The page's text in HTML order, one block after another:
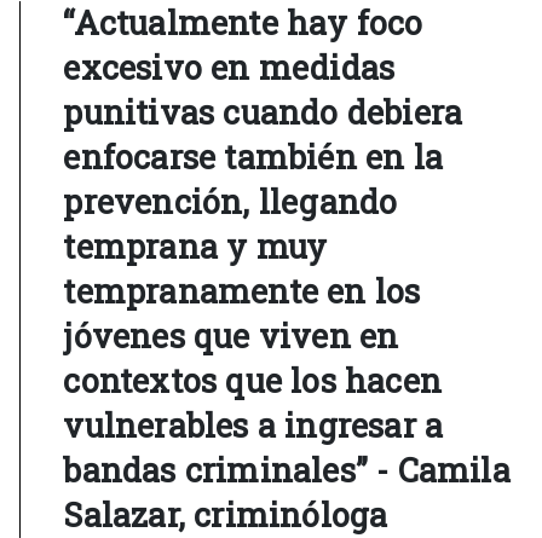
“Actualmente hay foco
excesivo en medidas
punitivas cuando debiera
enfocarse también en la
prevención, llegando
temprana y muy
tempranamente en los
jóvenes que viven en
contextos que los hacen
vulnerables a ingresar a
bandas criminales” - Camila
Salazar, criminóloga